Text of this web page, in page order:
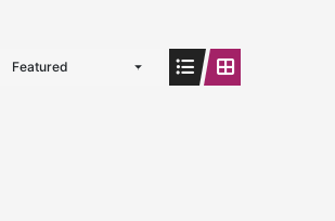
Featured